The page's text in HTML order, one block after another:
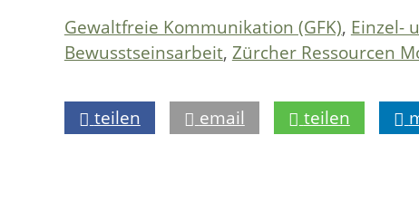
Gewaltfreie Kommunikation (GFK), Einzel-
Bewusstseinsarbeit, Zürcher Ressourcen
teilen email teilen